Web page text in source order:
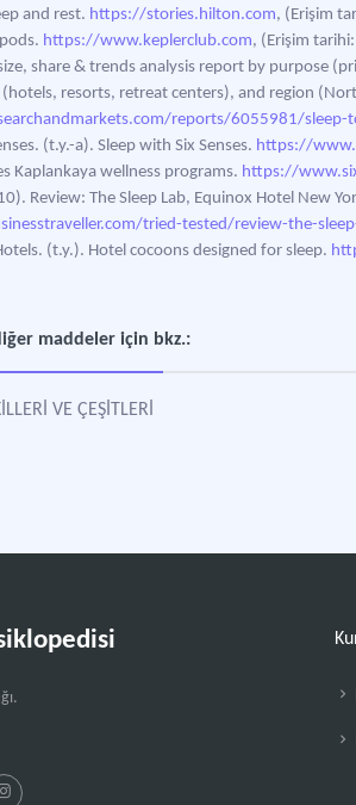
and rest. https://stories.hilton.com, (Erişim
https://www.keplerclub.com, (Erişim
share & trends analysis report by purpose
resorts, retreat centers), and region
reports/6055981/sleep-
(t.y.-a). Sleep with Six Senses. https://
Kaplankaya wellness programs. https://
Review: The Sleep Lab, Equinox Hotel New
tried-tested/review-the-
(t.y.). Hotel cocoons designed for sleep.
maddeler için bkz.:
VE ÇEŞİTLERİ